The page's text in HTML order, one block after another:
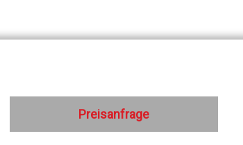
Preisanfrage